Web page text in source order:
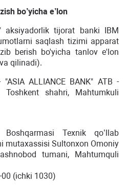
bo’yicha e’lon
aksiyadorlik tijorat banki IBM
saqlash tizimi apparat
berish bo'yicha tanlov e'lon
qilinadi).
"ASIA ALLIANCE BANK" ATB -
shahri, Mahtumkuli
Boshqarmasi Texnik qo’llab
mutaxassisi Sultonxon Omoniy
tumani, Mahtumquli
60-00 (ichki 1030)